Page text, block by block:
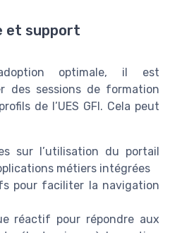
et support
optimale, il est
des sessions de formation
de l’UES GFI. Cela peut
sur l’utilisation du portail
métiers intégrées
pour faciliter la navigation
réactif pour répondre aux